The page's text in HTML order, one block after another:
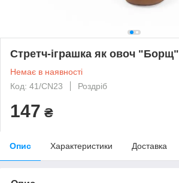
Стретч-іграшка як овоч
Немає в наявності
Код: 41/CN23
Роздріб
147 ₴
Опис Характеристики Доставка